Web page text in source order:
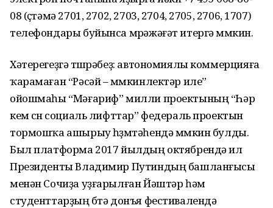
08 (өҫтәмә 2701, 2702, 2703, 2704, 2705, 2706, 1707)
телефондары буйынса мөрәжәғәт итергә мөмкин.
Хәтерегеҙгә төшөрәбеҙ: автономиялы коммерцияға
ҡарамаған “Рәсәй – мөмкинлектәр иле”
ойошмаһы “Мәғариф” милли проектының “Һәр
кем өсөн социаль лифттар” федераль проектын
тормошҡа ашырыу һөҙөмтәһендә мөмкин булды.
Был платформа 2017 йылдың октябрендә ил
Президенты Владимир Путиндың башланғысы
менән Сочиҙа уҙғарылған Йәштәр һәм
студенттарҙың бөтә донъя фестивалендә